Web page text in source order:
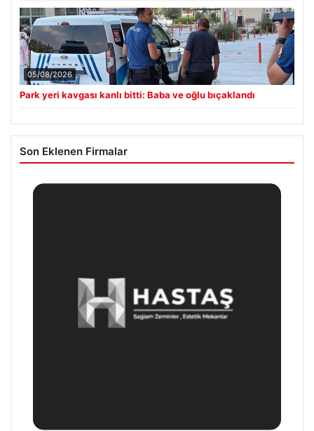
05/08/2026
Park yeri kavgası kanlı bitti: Baba ve oğlu bıçaklandı
Son Eklenen Firmalar